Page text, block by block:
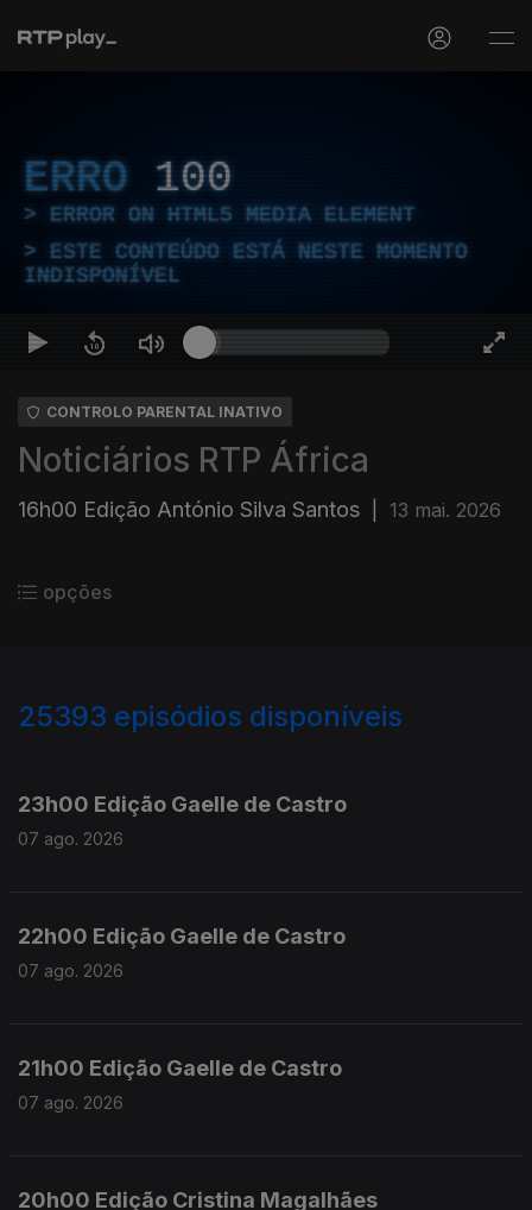
ERRO 100
ERROR ON HTML5 MEDIA ELEMENT
ESTE CONTEÚDO ESTÁ NESTE MOMENTO
INDISPONÍVEL
CONTROLO PARENTAL INATIVO
Noticiários RTP África
16h00 Edição António Silva Santos 13 mai. 2026
opções
25393 episódios disponíveis
23h00 Edição Gaelle de Castro
07 ago. 2026
22h00 Edição Gaelle de Castro
07 ago. 2026
21h00 Edição Gaelle de Castro
07 ago. 2026
20h00 Edição Cristina Magalhães